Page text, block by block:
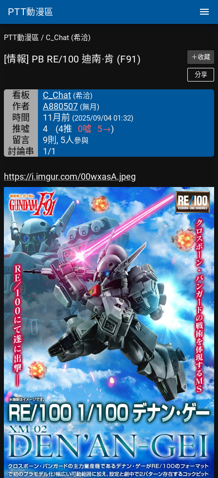
PTT動漫區
PTT動漫區 / C_Chat (希洽)
[情報] PB RE/100 迪南·肯 (F91) ＋收藏
分享
看板 C_Chat (希洽)
作者 A880507 (無月)
時間 11月前 (2025/09/04 01:32)
推噓 4 (4推 0噓 5→)
留言
9則, 5人參與
討論串 1/1
https://i.imgur.com/00wxasA.jpeg